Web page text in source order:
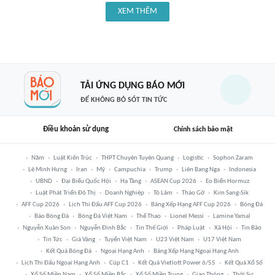
XEM THÊM
TẢI ỨNG DỤNG BÁO MỚI
ĐỂ KHÔNG BỎ SÓT TIN TỨC
Điều khoản sử dụng Chính sách bảo mật
Năm Luật Kiến Trúc THPT Chuyên Tuyên Quang Logistic
Sophon Zaram
Lê Minh Hưng
Iran Mỹ Campuchia Trump Liên Bang Nga
Indonesia
UBND
Đại Biểu Quốc Hội Hạ Tầng ASEAN Cup 2026
Eo Biển Hormuz
Luật Phát Triển Đô Thị
Doanh Nghiệp Tô Lâm Tháo Gỡ
Kim Sang-Sik
AFF Cup 2026
Lịch Thi Đấu AFF Cup 2026 Bảng Xếp Hạng AFF Cup 2026
Bóng Đá
Báo Bóng Đá
Bóng Đá Việt Nam Thể Thao Lionel Messi
Lamine Yamal
Nguyễn Xuân Son
Nguyễn Đình Bắc Tin Thế Giới Pháp Luật Xã Hội
Tin Bão
Tin Tức
Giá Vàng Tuyển Việt Nam U23 Việt Nam
U17 Việt Nam
Kết Quả Bóng Đá
Ngoại Hạng Anh
Bảng Xếp Hạng Ngoại Hạng Anh
Lịch Thi Đấu Ngoại Hạng Anh
Cúp C1 Kết Quả Vietlott Power 6/55
Kết Quả Xổ Số